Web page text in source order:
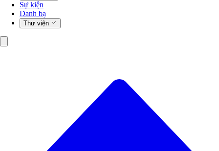
Sự kiện
Danh bạ
Thư viện